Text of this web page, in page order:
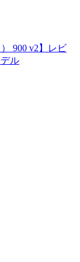
900 v2】レビ
ル